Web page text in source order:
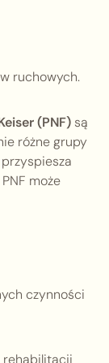
ruchowych.
(PNF) są
różne grupy
może
czynności
rehabilitacji